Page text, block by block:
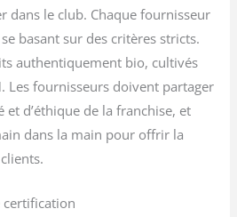
dans le club. Chaque fournisseur
basant sur des critères stricts.
authentiquement bio, cultivés
. Les fournisseurs doivent partager
d’éthique de la franchise, et
dans la main pour offrir la
certification